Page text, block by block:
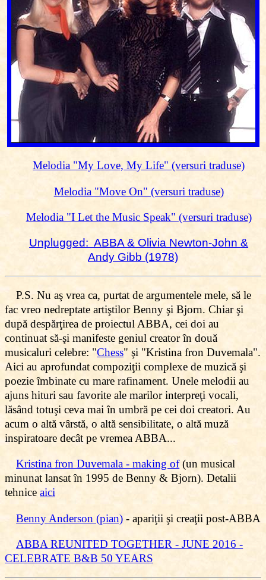
Melodia "My Love, My Life" (versuri traduse)
Melodia "Move On" (versuri traduse)
Melodia "I Let the Music Speak" (versuri traduse)
Unplugged: ABBA& Olivia Newton-John&
Andy Gibb (1978)
P.S. Nu aş vrea ca, purtat de argumentele mele, să le
fac vreo nedreptate artiştilor Benny şi Bjorn. Chiar şi
după despărţirea de proiectul ABBA, cei doi au
continuat să-şi manifeste geniul creator în două
musicaluri celebre: "Chess" şi "Kristina fron Duvemala".
Aici au aprofundat compoziţii complexe de muzică şi
poezie îmbinate cu mare rafinament. Unele melodii au
ajuns hituri sau favorite ale marilor interpreţi vocali,
lăsând totuşi ceva mai în umbră pe cei doi creatori. Au
acum o altă vârstă, o altă sensibilitate, o altă muză
inspiratoare decât pe vremea ABBA...
Kristina fron Duvemala - making of(un musical
minunat lansat în 1995 de Benny & Bjorn). Detalii
tehnice aici
Benny Anderson (pian) - apariţii şi creaţii post-ABBA
ABBA REUNITED TOGETHER - JUNE 2016 -
CELEBRATE B&B 50 YEARS